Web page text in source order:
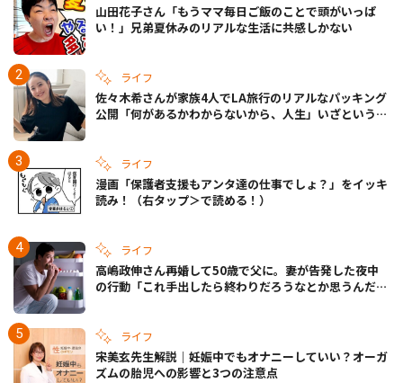
山田花子さん「もうママ毎日ご飯のことで頭がいっぱ
い！」兄弟夏休みのリアルな生活に共感しかない
ライフ
佐々木希さんが家族4人でLA旅行のリアルなパッキング
公開「何があるかわからないから、人生」いざというと
ライフ
漫画「保護者支援もアンタ達の仕事でしょ？」をイッキ
読み！（右タップ＞で読める！）
ライフ
高嶋政伸さん再婚して50歳で父に。妻が告発した夜中
の行動「これ手出したら終わりだろうなとか思うんだけ
ライフ
宋美玄先生解説｜妊娠中でもオナニーしていい？オーガ
ズムの胎児への影響と3つの注意点